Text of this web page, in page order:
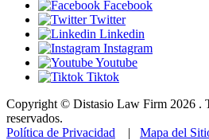
Facebook
Twitter
Linkedin
Instagram
Youtube
Tiktok
Copyright © Distasio Law Firm 2026 .
reservados.
Política de Privacidad | Mapa del